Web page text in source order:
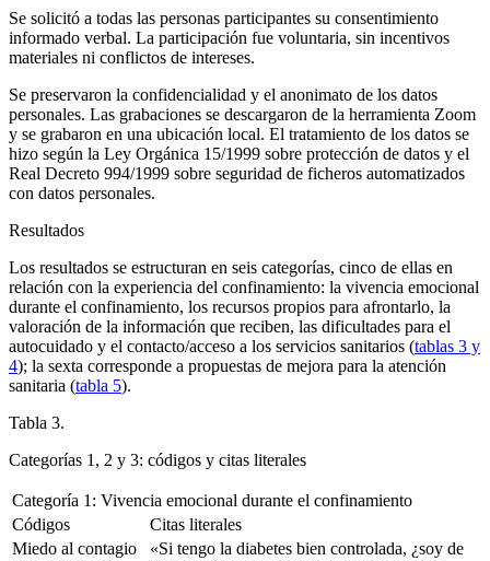
Se solicitó a todas las personas participantes su consentimiento
informado verbal. La participación fue voluntaria, sin incentivos
materiales ni conflictos de intereses.
Se preservaron la confidencialidad y el anonimato de los datos
personales. Las grabaciones se descargaron de la herramienta Zoom
y se grabaron en una ubicación local. El tratamiento de los datos se
hizo según la Ley Orgánica 15/1999 sobre protección de datos y el
Real Decreto 994/1999 sobre seguridad de ficheros automatizados
con datos personales.
Resultados
Los resultados se estructuran en seis categorías, cinco de ellas en
relación con la experiencia del confinamiento: la vivencia emocional
durante el confinamiento, los recursos propios para afrontarlo, la
valoración de la información que reciben, las dificultades para el
autocuidado y el contacto/acceso a los servicios sanitarios (tablas 3 y
4); la sexta corresponde a propuestas de mejora para la atención
sanitaria (tabla 5).
Tabla 3.
Categorías 1, 2 y 3: códigos y citas literales
Categoría 1: Vivencia emocional durante el confinamiento
Códigos
Citas literales
Miedo al contagio
«Si tengo la diabetes bien controlada, ¿soy de